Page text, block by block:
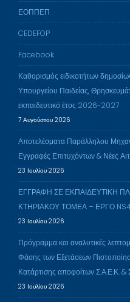
ΕΟΠΠΕΠ
CEDEFOP
Facebook
Καθορισμός ειδικοτήτων
Υπουργείου Παιδείας,
εκπαιδευτικό έτος 2026-2027
7 Αυγούστου 2026
Αποτελέσματα Παράλληλου
Εγγραφές Επιτυχόντων & Νέες
23 Ιουλίου 2026
ΕΓΓΡΑΦΗ ΣΕ ΕΚΠΑΙΔΕΥΤΙΚΗ
ΚΤΗΡΙΑΚΟΥ ΤΟΜΕΑ – ΕΡΓΟ
23 Ιουλίου 2026
Πρόγραμμα και αναλυτικές
Φάσης των Εξετάσεων
Κατάρτισης αποφοίτων Σ.Α.Ε.Κ. &
23 Ιουλίου 2026